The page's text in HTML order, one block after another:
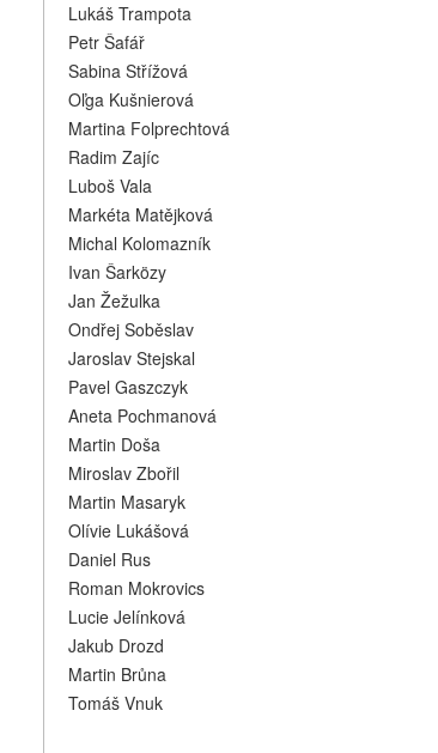
Lukáš Trampota
Petr Šafář
Sabina Střížová
Oľga Kušnierová
Martina Folprechtová
Radim Zajíc
Luboš Vala
Markéta Matějková
Michal Kolomazník
Ivan Šarközy
Jan Žežulka
Ondřej Soběslav
Jaroslav Stejskal
Pavel Gaszczyk
Aneta Pochmanová
Martin Doša
Miroslav Zbořil
Martin Masaryk
Olívie Lukášová
Daniel Rus
Roman Mokrovics
Lucie Jelínková
Jakub Drozd
Martin Brůna
Tomáš Vnuk